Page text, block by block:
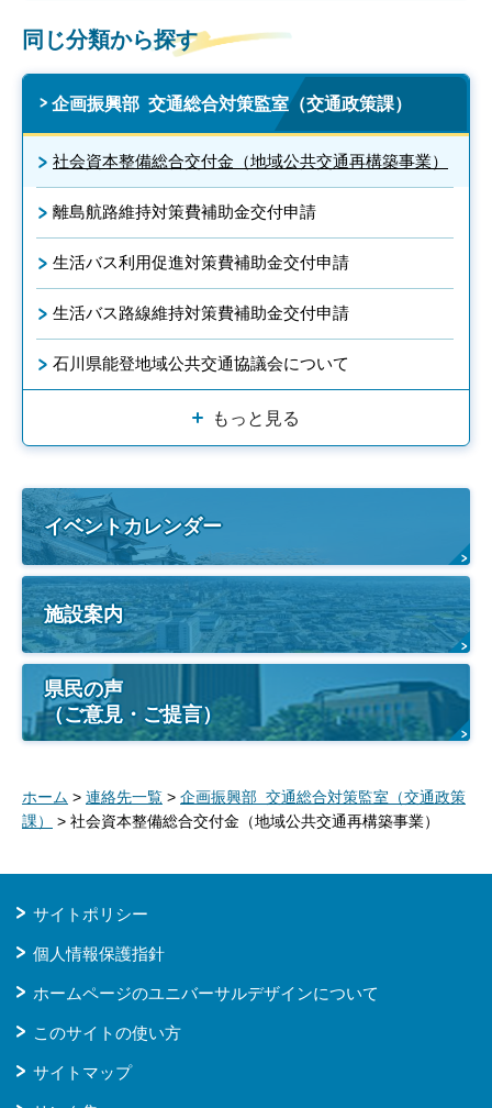
同じ分類から探す
企画振興部 交通総合対策監室（交通政策課）
社会資本整備総合交付金（地域公共交通再構築事業）
離島航路維持対策費補助金交付申請
生活バス利用促進対策費補助金交付申請
生活バス路線維持対策費補助金交付申請
石川県能登地域公共交通協議会について
もっと見る
イベントカレンダー
施設案内
県民の声
（ご意見・ご提言）
ホーム > 連絡先一覧 > 企画振興部 交通総合対策監室（交通政策
課）
> 社会資本整備総合交付金（地域公共交通再構築事業）
サイトポリシー
個人情報保護指針
ホームページのユニバーサルデザインについて
このサイトの使い方
サイトマップ